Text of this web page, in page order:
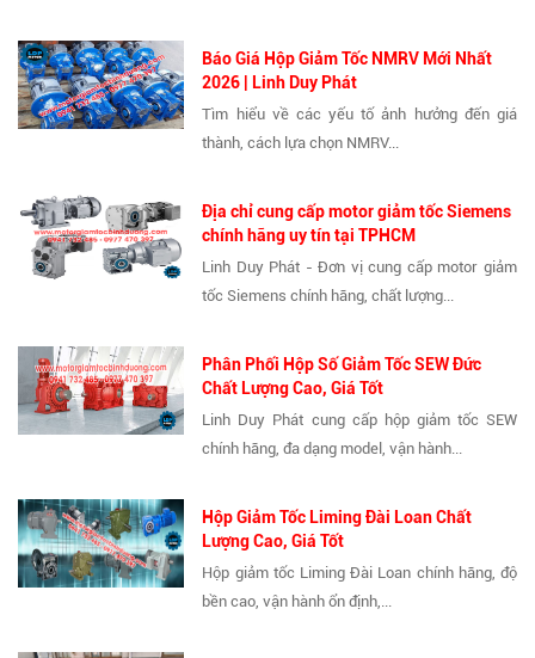
Báo Giá Hộp Giảm Tốc NMRV Mới Nhất
2026 | Linh Duy Phát
Tìm hiểu về các yếu tố ảnh hưởng đến giá
thành, cách lựa chọn NMRV...
Địa chỉ cung cấp motor giảm tốc Siemens
chính hãng uy tín tại TPHCM
Linh Duy Phát - Đơn vị cung cấp motor giảm
tốc Siemens chính hãng, chất lượng...
Phân Phối Hộp Số Giảm Tốc SEW Đức
Chất Lượng Cao, Giá Tốt
Linh Duy Phát cung cấp hộp giảm tốc SEW
chính hãng, đa dạng model, vận hành...
Hộp Giảm Tốc Liming Đài Loan Chất
Lượng Cao, Giá Tốt
Hộp giảm tốc Liming Đài Loan chính hãng, độ
bền cao, vận hành ổn định,...